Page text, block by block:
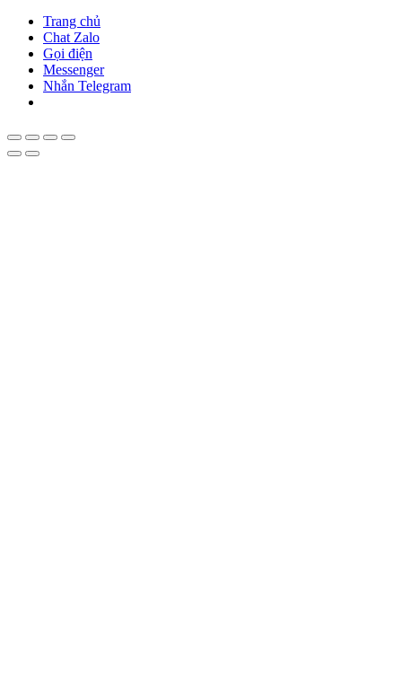
Trang chủ
Chat Zalo
Gọi điện
Messenger
Nhắn Telegram